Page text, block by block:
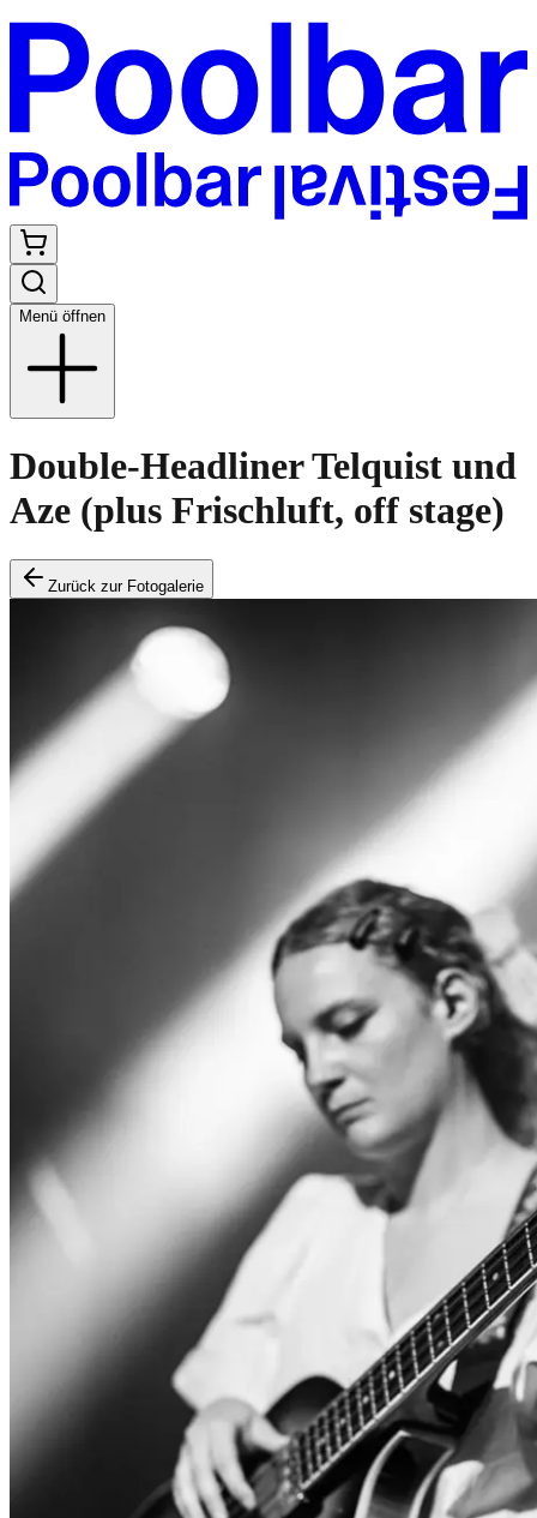
Menü öffnen
Double-Headliner Telquist und
Aze (plus Frischluft, off stage)
Zurück zur Fotogalerie